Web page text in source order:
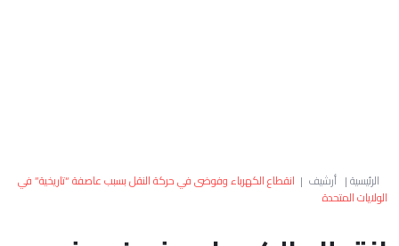
العالم الرئيسية| أرشيف | انقطاع الكهرباء وفوضى في حركة النقل بسبب عاصفة “تاريخية” في
الولايات المتحدة